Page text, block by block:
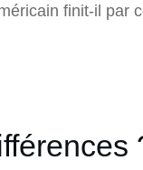
finit-il par